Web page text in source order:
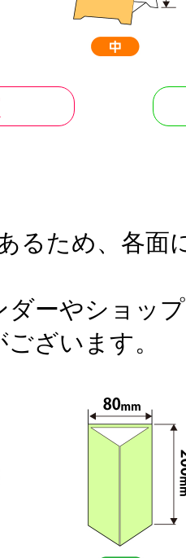
るため、各面
ダーやショッ
ざいます。